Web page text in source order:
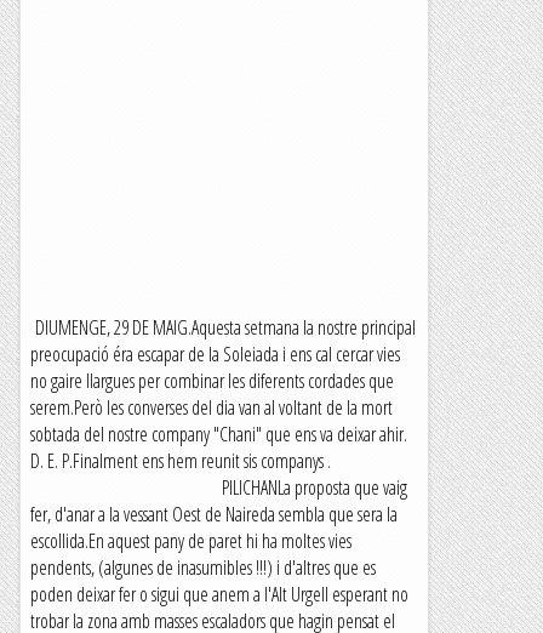
DIUMENGE, 29 DE MAIG.Aquesta setmana la nostre principal
preocupació éra escapar de la Soleiada i ens cal cercar vies
no gaire llargues per combinar les diferents cordades que
serem.Però les converses del dia van al voltant de la mort
sobtada del nostre company "Chani" que ens va deixar ahir.
D. E. P.Finalment ens hem reunit sis companys .
PILICHANLa proposta que vaig
fer, d'anar a la vessant Oest de Naireda sembla que sera la
escollida.En aquest pany de paret hi ha moltes vies
pendents, (algunes de inasumibles !!!) i d'altres que es
poden deixar fer o sigui que anem a l'Alt Urgell esperant no
trobar la zona amb masses escaladors que hagin pensat el